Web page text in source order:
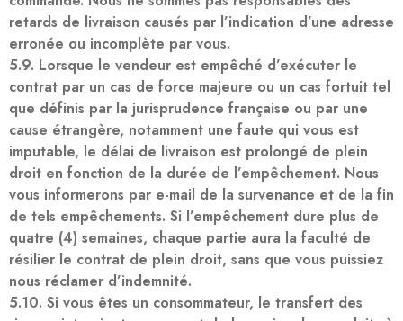
retards de livraison causés par l’indication d’une adresse
erronée ou incomplète par vous.
5.9. Lorsque le vendeur est empêché d’exécuter le
contrat par un cas de force majeure ou un cas fortuit tel
que définis par la jurisprudence française ou par une
cause étrangère, notamment une faute qui vous est
imputable, le délai de livraison est prolongé de plein
droit en fonction de la durée de l’empêchement. Nous
vous informerons par e-mail de la survenance et de la fin
de tels empêchements. Si l’empêchement dure plus de
quatre (4) semaines, chaque partie aura la faculté de
résilier le contrat de plein droit, sans que vous puissiez
nous réclamer d’indemnité.
5.10. Si vous êtes un consommateur, le transfert des